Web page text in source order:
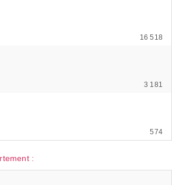
16 518
3 181
574
: